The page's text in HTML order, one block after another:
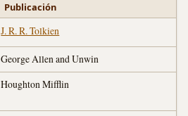
Publicación
J. R. R. Tolkien
George Allen and Unwin
Houghton Mifflin